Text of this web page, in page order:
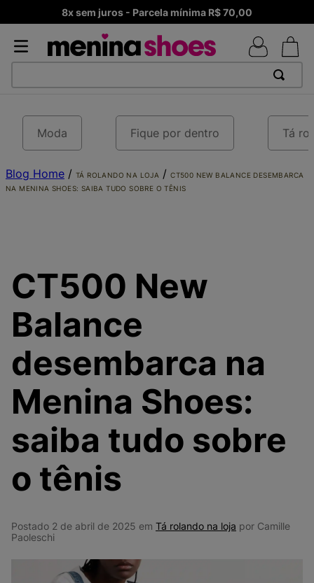
Frete Grátis – Acima de R$ 99,90 Brasil
Moda Fique por dentro Tá
Blog Home / TÁ ROLANDO NA LOJA /CT500 NEW BALANCE DESEMBARCA
NA MENINA SHOES: SAIBA TUDO SOBRE O TÊNIS
CT500 New
Balance
desembarca na
Menina Shoes:
saiba tudo sobre
o tênis
Postado 2 de abril de 2025 em Tá rolando na loja por Camille
Paoleschi
2º
NEW 9060
3
MELISSAS MINI BABY
7
MELISSA SLIDE
8º
NEW BALANCE 204L
9º
NEW 530